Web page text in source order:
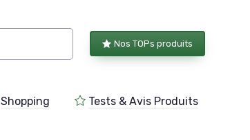
Nos TOPs produits
Shopping Tests & Avis Produits